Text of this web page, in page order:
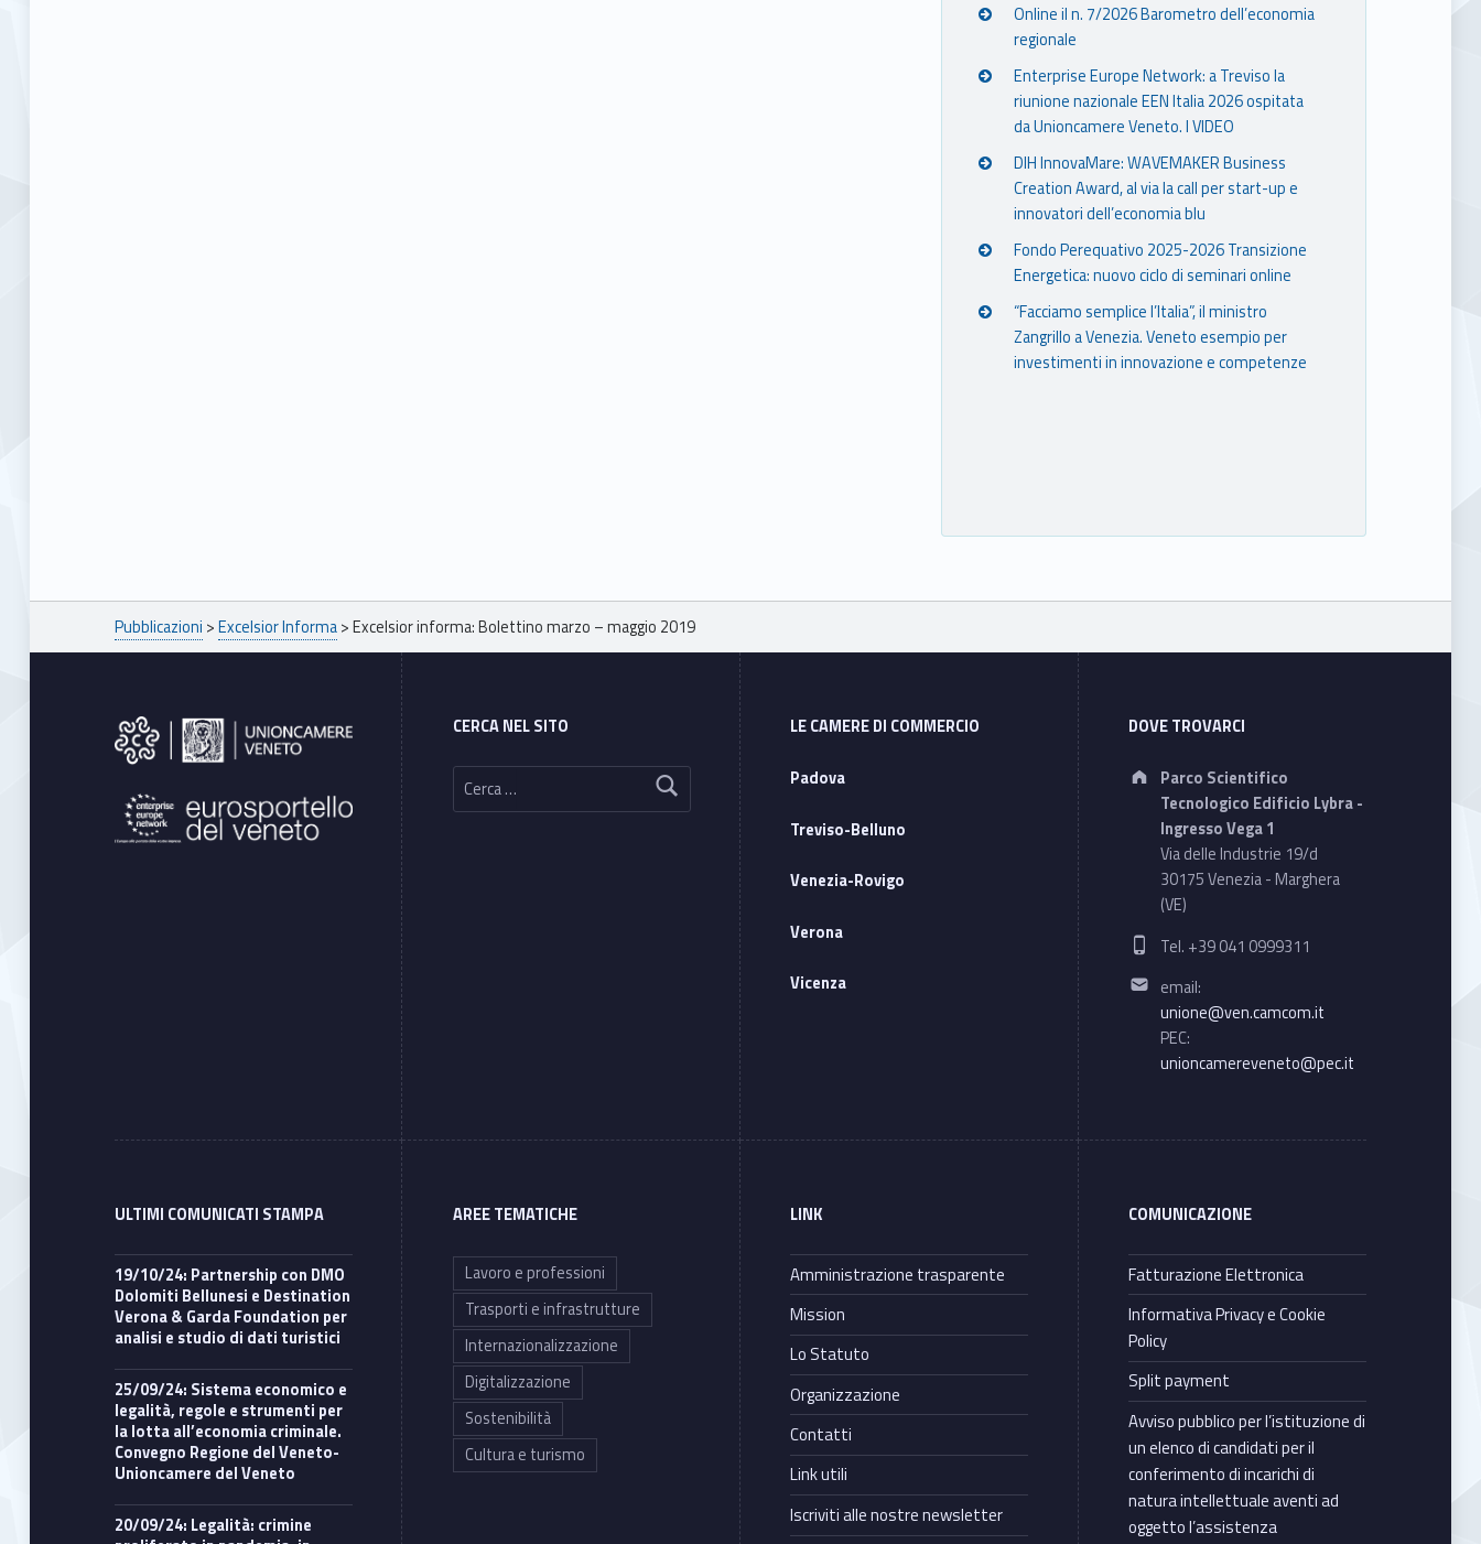
Online il n. 7/2026 Barometro dell’economia
regionale
Enterprise Europe Network: a Treviso la
riunione nazionale EEN Italia 2026 ospitata
da Unioncamere Veneto. I VIDEO
DIH InnovaMare: WAVEMAKER Business
Creation Award, al via la call per start-up e
innovatori dell’economia blu
Fondo Perequativo 2025-2026 Transizione
Energetica: nuovo ciclo di seminari online
“Facciamo semplice l’Italia”, il ministro
Zangrillo a Venezia. Veneto esempio per
investimenti in innovazione e competenze
Breadcrumbs navigation
Pubblicazioni >Excelsior Informa>Excelsior informa: Bolettino marzo – maggio 2019
Footer sidebar
CERCA NEL SITO
Ricerca per:
LE CAMERE DI COMMERCIO
Padova
Treviso-Belluno
Venezia-Rovigo
Verona
Vicenza
DOVE TROVARCI
Address:
Parco Scientifico
Tecnologico Edificio Lybra -
Ingresso Vega 1
Via delle Industrie 19/d
30175 Venezia - Marghera
(VE)
Phone number:
Tel. +39 041 0999311
Email address:
email:
unione@ven.camcom.it
PEC:
unioncamereveneto@pec.it
ULTIMI COMUNICATI STAMPA
19/10/24: Partnership con DMO
Dolomiti Bellunesi e Destination
Verona & Garda Foundation per
analisi e studio di dati turistici
25/09/24: Sistema economico e
legalità, regole e strumenti per
la lotta all’economia criminale.
Convegno Regione del Veneto-
Unioncamere del Veneto
20/09/24: Legalità: crimine
AREE TEMATICHE
Lavoro e professioni
Trasporti e infrastrutture
Internazionalizzazione
Digitalizzazione
Sostenibilità
Cultura e turismo
LINK
Amministrazione trasparente
Mission
Lo Statuto
Organizzazione
Contatti
Link utili
Iscriviti alle nostre newsletter
COMUNICAZIONE
Fatturazione Elettronica
Informativa Privacy e Cookie
Policy
Split payment
Avviso pubblico per l’istituzione di
un elenco di candidati per il
conferimento di incarichi di
natura intellettuale aventi ad
oggetto l’assistenza